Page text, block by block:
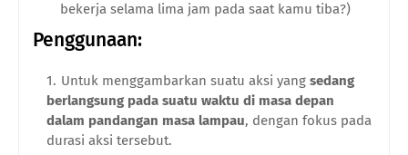
bekerja selama lima jam pada saat kamu tiba?)
Penggunaan:
Untuk menggambarkan suatu aksi yang sedang
berlangsung pada suatu waktu di masa depan
dalam pandangan masa lampau, dengan fokus pada
durasi aksi tersebut.